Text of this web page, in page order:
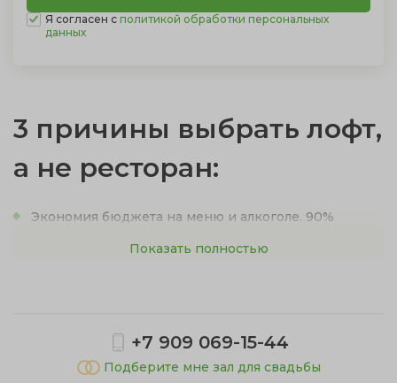
Я согласен с политикой обработки персональных
данных
3 причины выбрать лофт,
а не ресторан:
Экономия бюджета на меню и алкоголе. 90%
Никаких ограничений по времени.Многие
площадки находятся в промышленных зонах или
Показать полностью
+7 909 069-15-44
Подберите мне зал для свадьбы